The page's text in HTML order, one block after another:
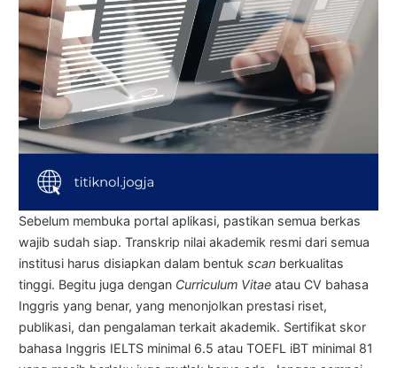
Sebelum membuka portal aplikasi, pastikan semua berkas
wajib sudah siap. Transkrip nilai akademik resmi dari semua
institusi harus disiapkan dalam bentukscan berkualitas
tinggi. Begitu juga dengan Curriculum Vitae atau CV bahasa
Inggris yang benar, yang menonjolkan prestasi riset,
publikasi, dan pengalaman terkait akademik. Sertifikat skor
bahasa Inggris IELTS minimal 6.5 atau TOEFL iBT minimal 81